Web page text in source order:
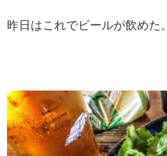
昨日はこれでビールが飲めた。